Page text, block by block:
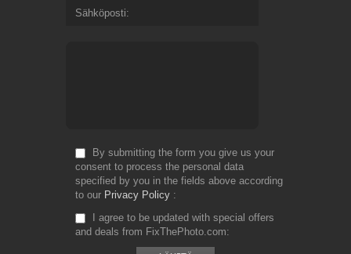
Sähköposti
By submitting the form you give us your
consent to process the personal data
specified by you in the fields above according
to our Privacy Policy
I agree to be updated with special offers
and deals from FixThePhoto.com